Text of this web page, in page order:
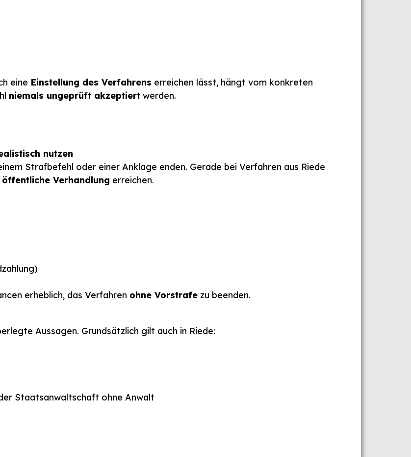
eine Einstellung des Verfahrens erreichen lässt, hängt vom konkreten
niemals ungeprüft akzeptiert werden.
nutzen
Strafbefehl oder einer Anklage enden. Gerade bei Verfahren aus Riede
Verhandlung erreichen.
erheblich, das Verfahren ohne Vorstrafe zu beenden.
Aussagen. Grundsätzlich gilt auch in Riede:
Staatsanwaltschaft ohne Anwalt